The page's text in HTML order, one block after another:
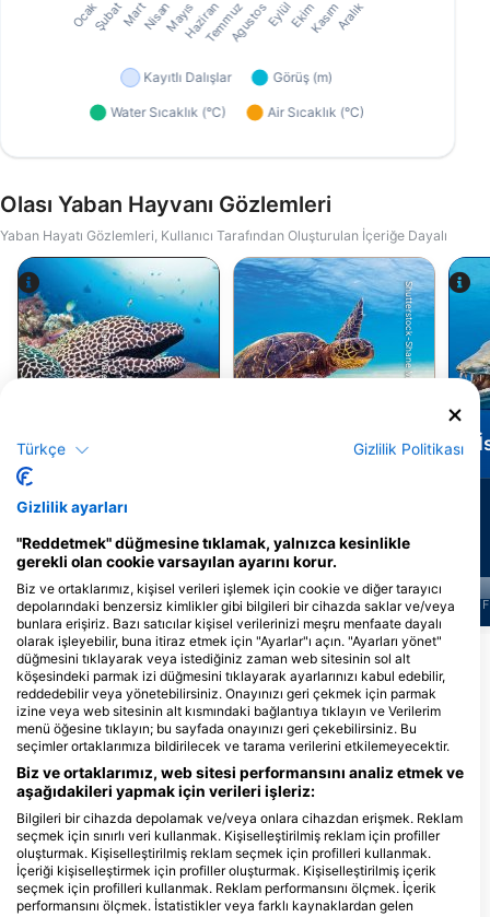
Olası Yaban Hayvanı Gözlemleri
Yaban Hayatı Gözlemleri, Kullanıcı Tarafından Oluşturulan İçeriğe Dayalı
Alamy-WaterFrame
Müren Balığı
65Manzaralar
J F M A M J J A S O N D
Shutterstock-Shane Myers Photography
Kaplumbağası
J F M A M J J A S O N D F
Daha Fazla Hayvan Göster
Bu Dalış Bölgesine Hizmet Veren Dalış
Merkezleri
Relaxed Guided Dives
Martha Koosje 10, 0000CW
Willemstad, Curacao
Central Dive Curacao
Veldweg 3, 0000 Julianadorp,
Curacao
Türkçe Gizlilik Politikası
Gizlilik ayarları
"Reddetmek" düğmesine tıklamak, yalnızca kesinlikle
gerekli olan cookie varsayılan ayarını korur.
Biz ve ortaklarımız, kişisel verileri işlemek için cookie ve diğer tarayıcı
depolarındaki benzersiz kimlikler gibi bilgileri bir cihazda saklar ve/veya
bunlara erişiriz. Bazı satıcılar kişisel verilerinizi meşru menfaate dayalı
olarak işleyebilir, buna itiraz etmek için "Ayarlar"ı açın. "Ayarları yönet"
düğmesini tıklayarak veya istediğiniz zaman web sitesinin sol alt
köşesindeki parmak izi düğmesini tıklayarak ayarlarınızı kabul edebilir,
reddedebilir veya yönetebilirsiniz. Onayınızı geri çekmek için parmak
izine veya web sitesinin alt kısmındaki bağlantıya tıklayın ve Verilerim
menü öğesine tıklayın; bu sayfada onayınızı geri çekebilirsiniz. Bu
seçimler ortaklarımıza bildirilecek ve tarama verilerini etkilemeyecektir.
Biz ve ortaklarımız, web sitesi performansını analiz etmek ve
aşağıdakileri yapmak için verileri işleriz:
Bilgileri bir cihazda depolamak ve/veya onlara cihazdan erişmek. Reklam
seçmek için sınırlı veri kullanmak. Kişiselleştirilmiş reklam için profiller
oluşturmak. Kişiselleştirilmiş reklam seçmek için profilleri kullanmak.
İçeriği kişiselleştirmek için profiller oluşturmak. Kişiselleştirilmiş içerik
seçmek için profilleri kullanmak. Reklam performansını ölçmek. İçerik
performansını ölçmek. İstatistikler veya farklı kaynaklardan gelen